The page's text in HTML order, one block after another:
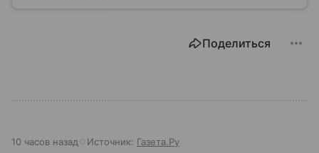
Поделиться
10 часов назад Источник: Газета.Ру